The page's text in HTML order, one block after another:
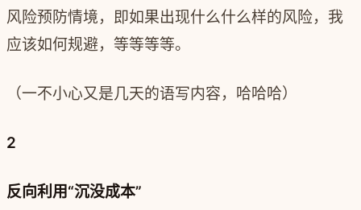
风险预防情境，即如果出现什么什么样的风险，我
应该如何规避，等等等等。
（一不小心又是几天的语写内容，哈哈哈）
2
反向利用“沉没成本”